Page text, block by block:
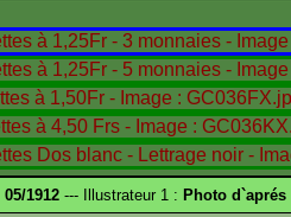
05/1912 --- Illustrateur 1 : Photo d`aprés